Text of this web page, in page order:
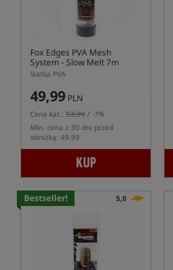
Fox Edges PVA Mesh
System - Slow Melt 7m
Siatka PVA
49,99 PLN
Cena kat.: 53,99 / -7%
Min. cena z 30 dni przed
obniżką: 49.99
KUP
Bestseller! 5,0